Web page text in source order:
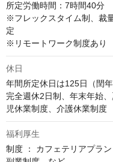
所定労働時間：7時間40分
※フレックスタイム制、裁
定
※リモートワーク制度あり
休日
年間所定休日は125日（閏年
完全週休2日制、年末年始
児休業制度、介護休業制度
福利厚生
制度 ： カフェテリアプラ